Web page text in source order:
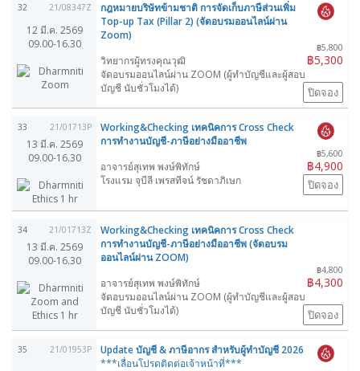
32 21/08347Z
12 มี.ค. 2569
09.00-16.30
กฎหมายบริษัทข้ามชาติ การจัดเก็บภาษีส่วนเพิ่ม
Top-up Tax (Pillar 2) (จัดอบรมออนไลน์ผ่าน
Zoom)
฿5,800
฿5,300
วิทยากรผู้ทรงคุณวุฒิ
จัดอบรมออนไลน์ผ่าน ZOOM (ผู้ทำบัญชีและผู้สอบ
บัญชี นับชั่วโมงได้)
ปิดจอง
33 21/01713P
13 มี.ค. 2569
09.00-16.30
Working&Checking เทคนิคการ Cross Check
การทำงานบัญชี-ภาษีอย่างมืออาชีพ
฿5,600
฿4,900
อาจารย์สุเทพ พงษ์พิทักษ์
โรงแรม จุบีลี เพรสทีจน์ รัชดาภิเษก
ปิดจอง
34 21/01713Z
13 มี.ค. 2569
09.00-16.30
Working&Checking เทคนิคการ Cross Check
การทำงานบัญชี-ภาษีอย่างมืออาชีพ (จัดอบรม
ออนไลน์ผ่าน ZOOM)
฿4,800
฿4,300
อาจารย์สุเทพ พงษ์พิทักษ์
จัดอบรมออนไลน์ผ่าน ZOOM (ผู้ทำบัญชีและผู้สอบ
บัญชี นับชั่วโมงได้)
ปิดจอง
35 21/01953P
Update บัญชี & ภาษีอากร สำหรับผู้ทำบัญชี 2026
***เลื่อนโปรดติดต่อเจ้าหน้าที่***